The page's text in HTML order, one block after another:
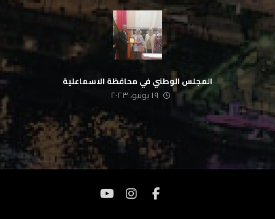
المجلس الوطني في محافظة الاسماعلية
١٩ يونيو، ٢٠٢٣